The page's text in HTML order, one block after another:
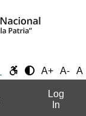
A+ A- A
Log
In